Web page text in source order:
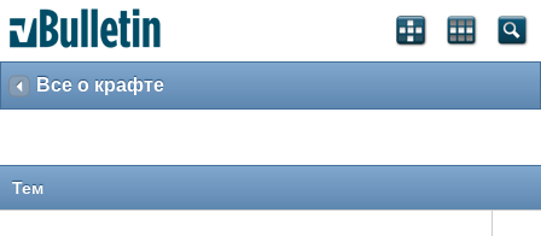
Все о крафте
Тем